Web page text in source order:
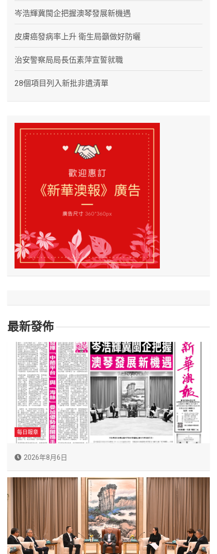
岑浩輝冀閩企把握澳琴發展新機遇
皮膚癌發病率上升 衛生局籲做好防曬
治安警察局局長伍素萍宣誓就職
28個項目列入新批非遺清單
最新發佈
每日報章
2026年8月6日